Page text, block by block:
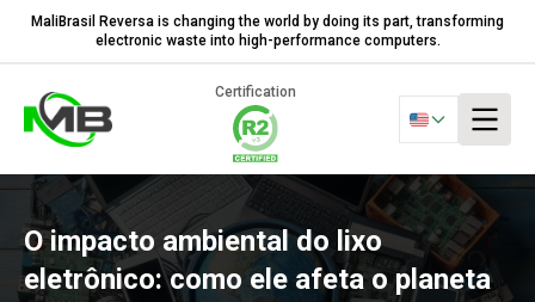
MaliBrasil Reversa is changing the world by doing its part, transforming
electronic waste into high-performance computers.
Certification
O impacto ambiental do lixo
eletrônico: como ele afeta o planeta